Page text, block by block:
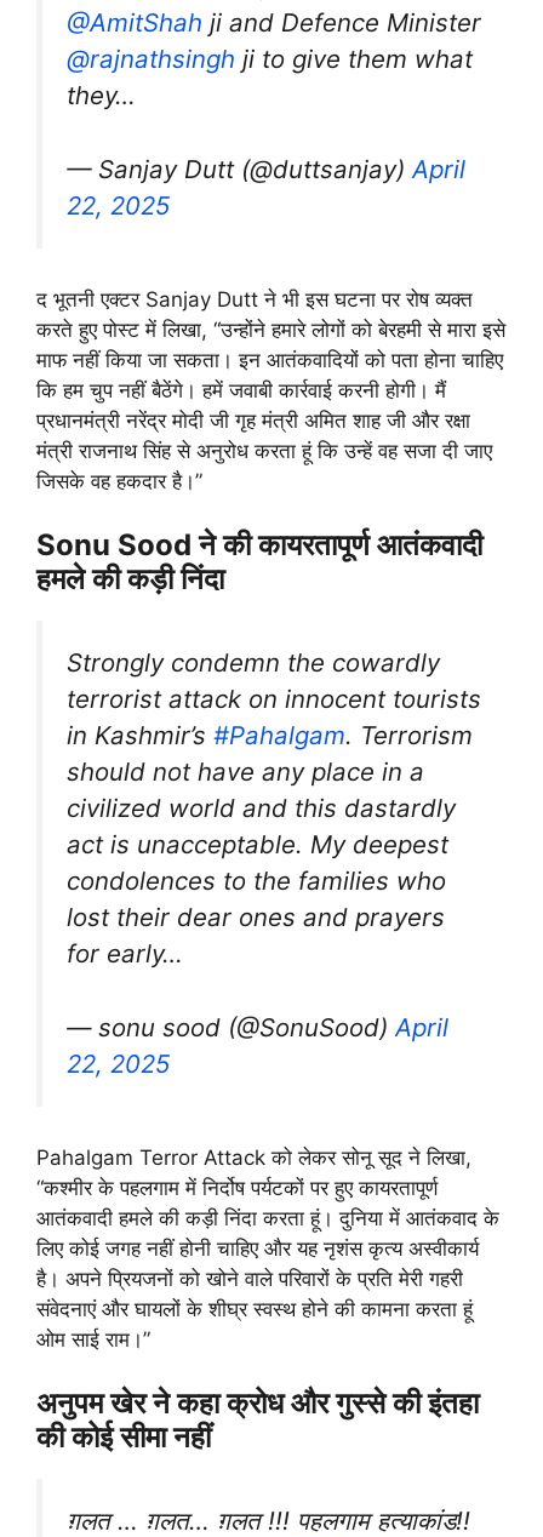
@AmitShah ji and Defence Minister
@rajnathsingh ji to give them what
they…
— Sanjay Dutt (@duttsanjay) April
22, 2025
द भूतनी एक्टर Sanjay Dutt ने भी इस घटना पर रोष व्यक्त
करते हुए पोस्ट में लिखा, “उन्होंने हमारे लोगों को बेरहमी से मारा इसे
माफ नहीं किया जा सकता। इन आतंकवादियों को पता होना चाहिए
कि हम चुप नहीं बैठेंगे। हमें जवाबी कार्रवाई करनी होगी। मैं
प्रधानमंत्री नरेंद्र मोदी जी गृह मंत्री अमित शाह जी और रक्षा
मंत्री राजनाथ सिंह से अनुरोध करता हूं कि उन्हें वह सजा दी जाए
जिसके वह हकदार है।”
Sonu Sood ने की कायरतापूर्ण आतंकवादी
हमले की कड़ी निंदा
Strongly condemn the cowardly
terrorist attack on innocent tourists
in Kashmir’s #Pahalgam. Terrorism
should not have any place in a
civilized world and this dastardly
act is unacceptable. My deepest
condolences to the families who
lost their dear ones and prayers
for early…
— sonu sood (@SonuSood) April
22, 2025
Pahalgam Terror Attack को लेकर सोनू सूद ने लिखा,
“कश्मीर के पहलगाम में निर्दोष पर्यटकों पर हुए कायरतापूर्ण
आतंकवादी हमले की कड़ी निंदा करता हूं। दुनिया में आतंकवाद के
लिए कोई जगह नहीं होनी चाहिए और यह नृशंस कृत्य अस्वीकार्य
है। अपने प्रियजनों को खोने वाले परिवारों के प्रति मेरी गहरी
संवेदनाएं और घायलों के शीघ्र स्वस्थ होने की कामना करता हूं
ओम साई राम।”
अनुपम खेर ने कहा क्रोध और गुस्से की इंतहा
की कोई सीमा नहीं
ग़लत … ग़लत… ग़लत !!! पहलगाम हत्याकांड!!